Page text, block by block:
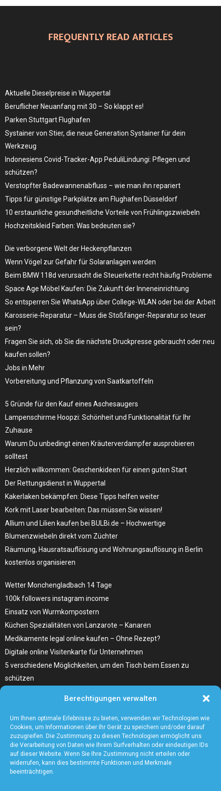
Berechtigungen verwalten
Um Ihnen optimale Erlebnisse zu bieten, verwenden wir Technologien wie
Cookies, um Informationen über Ihr Gerät zu speichern und/oder darauf
zuzugreifen. Die Zustimmung zu diesen Technologien ermöglicht uns
die Verarbeitung von Daten wie Ihrem Surfverhalten oder eindeutigen IDs
auf dieser Website. Wenn Sie Ihre Zustimmung nicht erteilen oder
widerrufen, kann dies bestimmte Funktionen und Merkmale
beeinträchtigen.
FREQUENTLY READ ARTICLES
Aktuelle Dieselpreise in Wuppertal
Beruflicher Neuanfang mit 30 – So klappt es!
Parken Stuttgart Flughafen
Systainer von Stier, die neue Generation Systainer für dein
Werkzeug
Indonesiens Covid-Tracker-App PeduliLindungi: Pflegen und
schützen?
Verstopfter Badewannenabfluss – wie man ihn repariert
Tipps für günstige Parkplätze am Flughafen Düsseldorf
10 erstaunliche gesundheitliche Vorteile von Frühlingszwiebeln
Hochzeitskleid Farben: Was bedeuten sie?
Die verborgene Welt der Heckenpflanzen
Wenn Vögel zur Gefahr für Solaranlagen werden
Beim BMW 118d verursacht die Steuerkette recht häufig Probleme
Space Age Möbel Kaufen: Die Zukunft der Inneneinrichtung
So entsperren Sie WhatsApp über College-WLAN oder bei der Arbeit
Karosserie-Reparatur – Muss die Stoßfänger-Reparatur so teuer
sein?
Fragen Sie sich, ob Sie die nächste Druckpresse gebraucht oder neu
kaufen sollen?
Jobs in Mehr
Vorbereitung und Pflanzung von Saatkartoffeln
5 Gründe für den Kauf eines Aschesaugers
Lampenschirme Hoopzi: Schönheit und Funktionalität für Ihr
Zuhause
Warum Du unbedingt einen Kräuterverdampfer ausprobieren
solltest
Herzlich willkommen: Geschenkideen für einen guten Start
Der Rettungsdienst in Wuppertal
Kakerlaken bekämpfen: Diese Tipps helfen weiter
Kork mit Laser bearbeiten: Das müssen Sie wissen!
Allium und Lilien kaufen bei BULBi.de – Hochwertige
Blumenzwiebeln direkt vom Züchter
Räumung, Hausratsauflösung und Wohnungsauflösung in Berlin
kostenlos organisieren
Wetter Monchengladbach 14 Tage
100k followers instagram income
Einsatz von Wurmkompostern
Küchen Spezialitäten von Lanzarote – Kanaren
Medikamente legal online kaufen – Ohne Rezept?
Digitale online Visitenkarte für Unternehmen
5 verschiedene Möglichkeiten, um den Tisch beim Essen zu
schützen
Wählen Sie den richtigen Fleischzuschnitt, wie zum Beispiel
Hochrippe vom Rind für Ihr Gericht